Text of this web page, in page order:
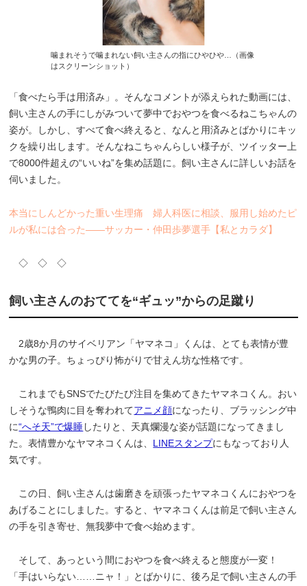
噛まれそうで噛まれない飼い主さんの指にひやひや…（画像
はスクリーンショット）
「食べたら手は用済み」。そんなコメントが添えられた動画には、
飼い主さんの手にしがみついて夢中でおやつを食べるねこちゃんの
姿が。しかし、すべて食べ終えると、なんと用済みとばかりにキッ
クを繰り出します。そんなねこちゃんらしい様子が、ツイッター上
で8000件超えの“いいね”を集め話題に。飼い主さんに詳しいお話を
伺いました。
本当にしんどかった重い生理痛 婦人科医に相談、服用し始めたピ
ルが私には合った――サッカー・仲田歩夢選手【私とカラダ】
◇ ◇ ◇
飼い主さんのおててを“ギュッ”からの足蹴り
2歳8か月のサイベリアン「ヤマネコ」くんは、とても表情が豊
かな男の子。ちょっぴり怖がりで甘えん坊な性格です。
これまでもSNSでたびたび注目を集めてきたヤマネコくん。おい
しそうな鴨肉に目を奪われてアニメ顔になったり、ブラッシング中
に“へそ天”で爆睡したりと、天真爛漫な姿が話題になってきまし
た。表情豊かなヤマネコくんは、 LINEスタンプにもなっており人
気です。
この日、飼い主さんは歯磨きを頑張ったヤマネコくんにおやつを
あげることにしました。すると、ヤマネコくんは前足で飼い主さん
の手を引き寄せ、無我夢中で食べ始めます。
そして、あっという間におやつを食べ終えると態度が一変！
「手はいらない……ニャ！」とばかりに、後ろ足で飼い主さんの手